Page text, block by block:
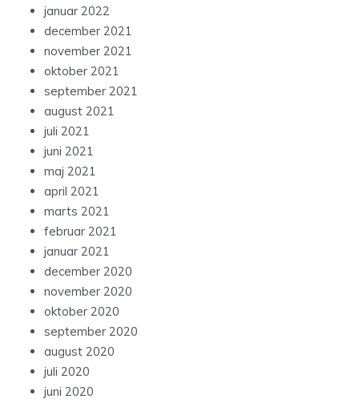
januar 2022
december 2021
november 2021
oktober 2021
september 2021
august 2021
juli 2021
juni 2021
maj 2021
april 2021
marts 2021
februar 2021
januar 2021
december 2020
november 2020
oktober 2020
september 2020
august 2020
juli 2020
juni 2020